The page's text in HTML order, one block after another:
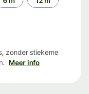
zonder stiekeme
Meer info